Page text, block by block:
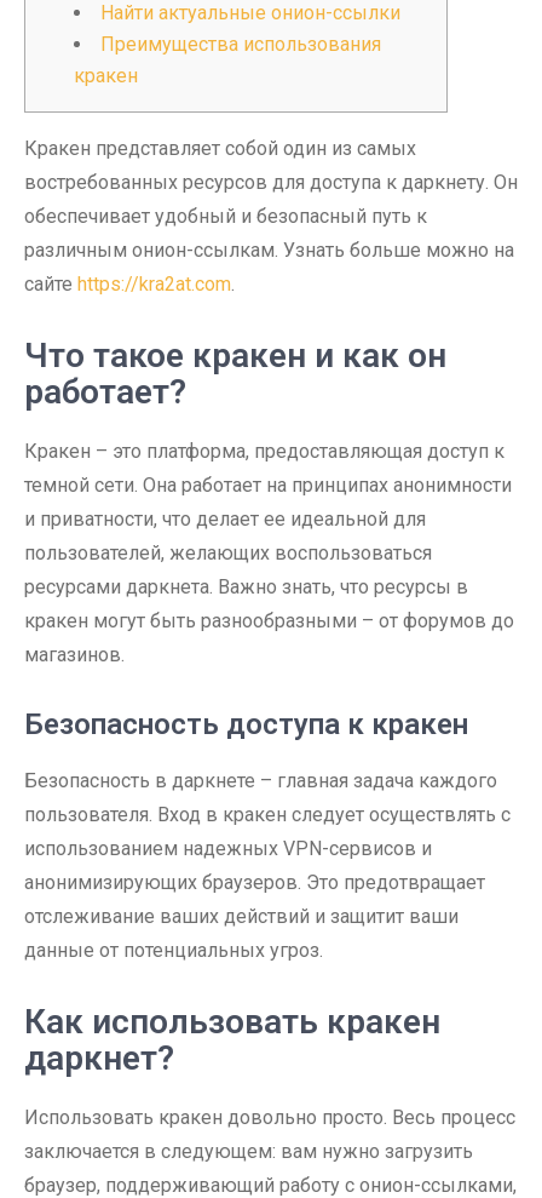
Найти актуальные онион-ссылки
Преимущества использования
кракен
Кракен представляет собой один из самых
востребованных ресурсов для доступа к даркнету. Он
обеспечивает удобный и безопасный путь к
различным онион-ссылкам. Узнать больше можно на
сайте https://kra2at.com.
Что такое кракен и как он
работает?
Кракен – это платформа, предоставляющая доступ к
темной сети. Она работает на принципах анонимности
и приватности, что делает ее идеальной для
пользователей, желающих воспользоваться
ресурсами даркнета. Важно знать, что ресурсы в
кракен могут быть разнообразными – от форумов до
магазинов.
Безопасность доступа к кракен
Безопасность в даркнете – главная задача каждого
пользователя. Вход в кракен следует осуществлять с
использованием надежных VPN-сервисов и
анонимизирующих браузеров. Это предотвращает
отслеживание ваших действий и защитит ваши
данные от потенциальных угроз.
Как использовать кракен
даркнет?
Использовать кракен довольно просто. Весь процесс
заключается в следующем: вам нужно загрузить
браузер, поддерживающий работу с онион-ссылками,